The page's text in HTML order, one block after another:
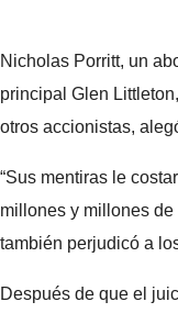
Nicholas Porritt, un
principal Glen
otros accionistas,
“Sus mentiras le
millones y millones de
también perjudicó a
Después de que el